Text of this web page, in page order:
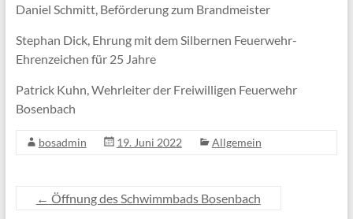
Daniel Schmitt, Beförderung zum Brandmeister
Stephan Dick, Ehrung mit dem Silbernen Feuerwehr-
Ehrenzeichen für 25 Jahre
Patrick Kuhn, Wehrleiter der Freiwilligen Feuerwehr
Bosenbach
bosadmin 19. Juni 2022 Allgemein
← Öffnung des Schwimmbads Bosenbach